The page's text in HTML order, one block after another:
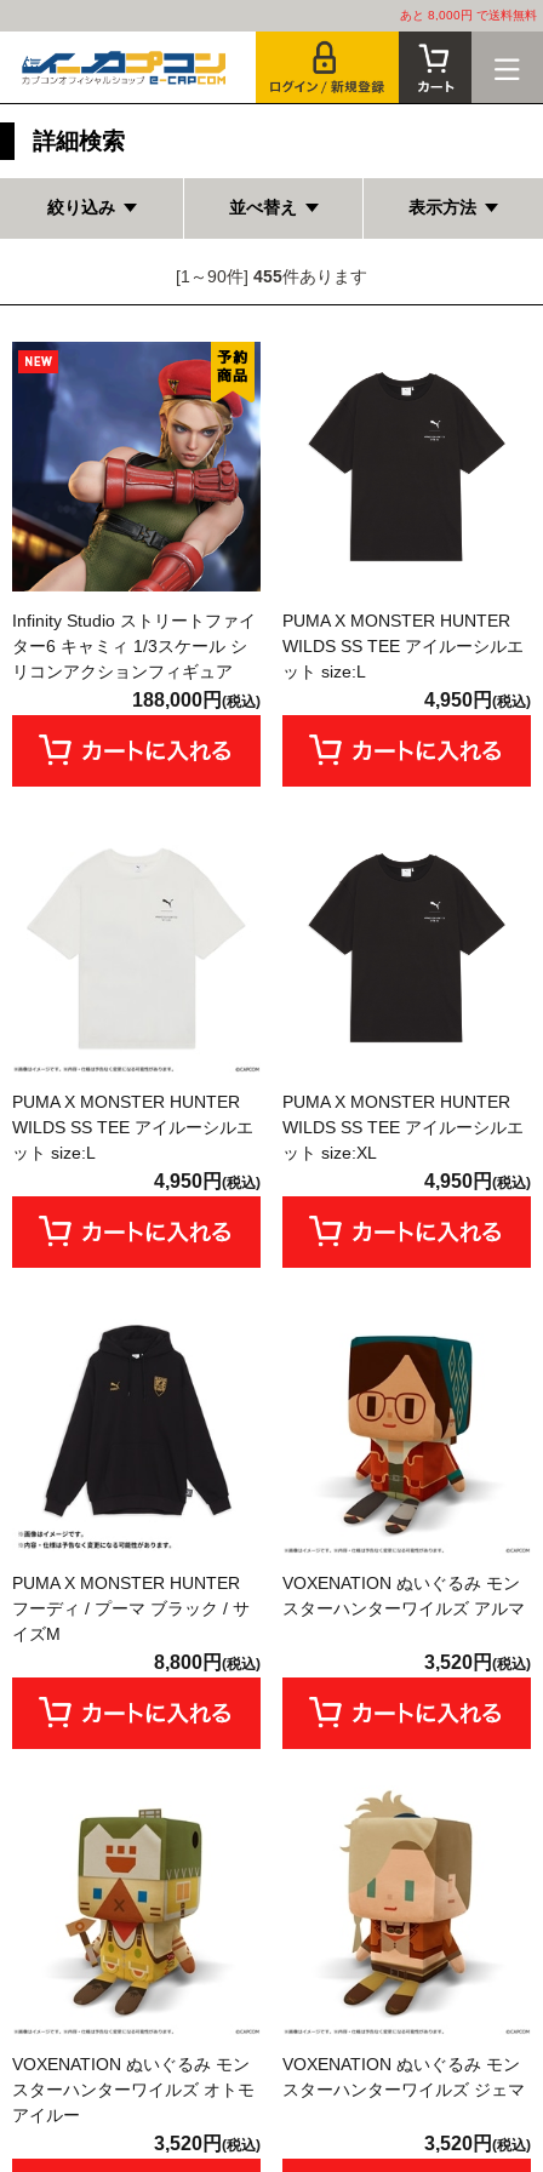
あと 8,000円 で送料無料
詳細検索
絞り込み 並べ替え 表示方法
[1～90件] 455件あります
Infinity Studio ストリートファイ
ター6 キャミィ 1/3スケール シ
リコンアクションフィギュア
188,000円 (税込)
PUMA X MONSTER HUNTER
WILDS SS TEE アイルーシルエ
ット size:L
4,950円 (税込)
PUMA X MONSTER HUNTER
WILDS SS TEE アイルーシルエ
ット size:L
4,950円 (税込)
PUMA X MONSTER HUNTER
WILDS SS TEE アイルーシルエ
ット size:XL
4,950円 (税込)
PUMA X MONSTER HUNTER
フーディ / プーマ ブラック / サ
イズM
8,800円 (税込)
VOXENATION ぬいぐるみ モン
スターハンターワイルズ アルマ
3,520円 (税込)
VOXENATION ぬいぐるみ モン
スターハンターワイルズ オトモ
アイルー
3,520円 (税込)
VOXENATION ぬいぐるみ モン
スターハンターワイルズ ジェマ
3,520円 (税込)